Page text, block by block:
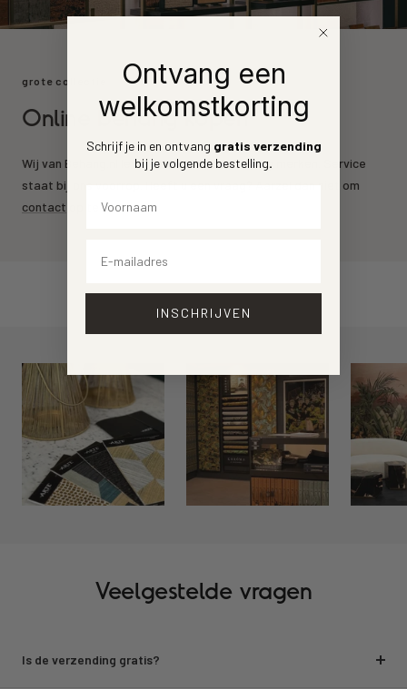
grote collectie
Online behang kopen
Wij van Behang.nl leveren de mooiste behang merken. Service
staat bij ons voorrop. Heeft u een vraag? Aarzel dan niet om
contact op te nemen.
Veelgestelde vragen
Is de verzending gratis?
Ontvang een
welkomstkorting
Schrijf je in en ontvang gratis verzending
bij je volgende bestelling.
INSCHRIJVEN